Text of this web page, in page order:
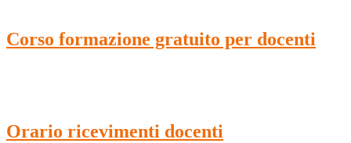
Corso formazione gratuito per docenti
Orario ricevimenti docenti